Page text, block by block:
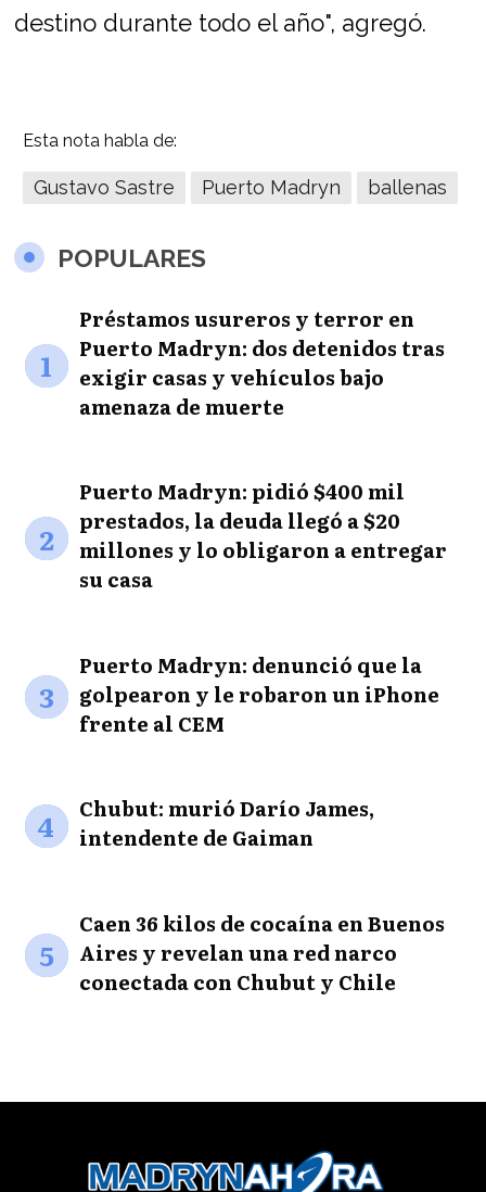
destino durante todo el año", agregó.
Esta nota habla de:
Gustavo Sastre Puerto Madryn ballenas
POPULARES
1
Préstamos usureros y terror en
Puerto Madryn: dos detenidos tras
exigir casas y vehículos bajo
amenaza de muerte
2
Puerto Madryn: pidió $400 mil
prestados, la deuda llegó a $20
millones y lo obligaron a entregar
su casa
3
Puerto Madryn: denunció que la
golpearon y le robaron un iPhone
frente al CEM
4
Chubut: murió Darío James,
intendente de Gaiman
5
Caen 36 kilos de cocaína en Buenos
Aires y revelan una red narco
conectada con Chubut y Chile